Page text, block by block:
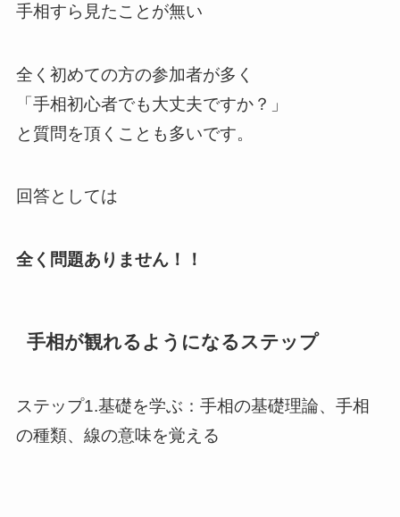
手相すら見たことが無い
全く初めての方の参加者が多く
「手相初心者でも大丈夫ですか？」
と質問を頂くことも多いです。
回答としては
全く問題ありません！！
手相が観れるようになるステップ
ステップ1.基礎を学ぶ：手相の基礎理論、手相
の種類、線の意味を覚える